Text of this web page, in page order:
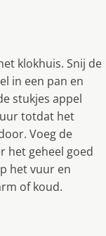
klokhuis. Snij de
in een pan en
stukjes appel
totdat het
Voeg de
het geheel goed
het vuur en
of koud.